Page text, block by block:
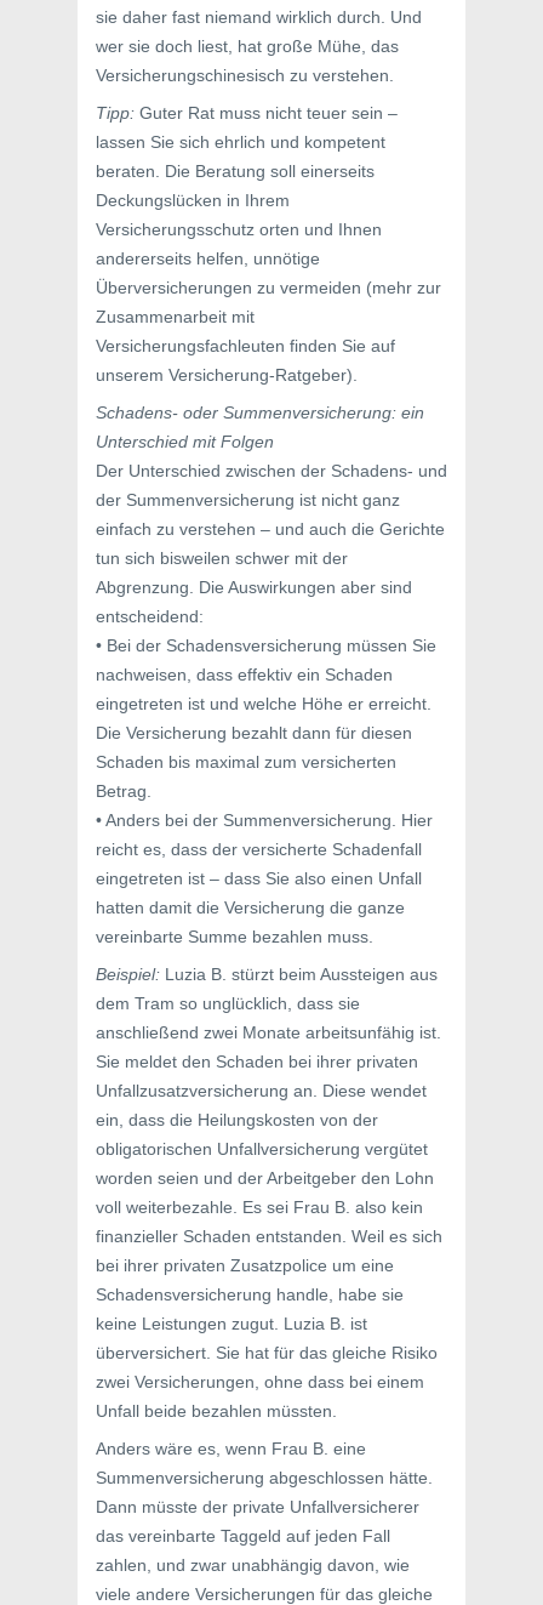
sie daher fast niemand wirklich durch. Und
wer sie doch liest, hat große Mühe, das
Versicherungschinesisch zu verstehen.
Tipp: Guter Rat muss nicht teuer sein –
lassen Sie sich ehrlich und kompetent
beraten. Die Beratung soll einerseits
Deckungslücken in Ihrem
Versicherungsschutz orten und Ihnen
andererseits helfen, unnötige
Überversicherungen zu vermeiden (mehr zur
Zusammenarbeit mit
Versicherungsfachleuten finden Sie auf
unserem Versicherung-Ratgeber).
Schadens- oder Summenversicherung: ein
Unterschied mit Folgen
Der Unterschied zwischen der Schadens- und
der Summenversicherung ist nicht ganz
einfach zu verstehen – und auch die Gerichte
tun sich bisweilen schwer mit der
Abgrenzung. Die Auswirkungen aber sind
entscheidend:
• Bei der Schadensversicherung müssen Sie
nachweisen, dass effektiv ein Schaden
eingetreten ist und welche Höhe er erreicht.
Die Versicherung bezahlt dann für diesen
Schaden bis maximal zum versicherten
Betrag.
• Anders bei der Summenversicherung. Hier
reicht es, dass der versicherte Schadenfall
eingetreten ist – dass Sie also einen Unfall
hatten damit die Versicherung die ganze
vereinbarte Summe bezahlen muss.
Beispiel: Luzia B. stürzt beim Aussteigen aus
dem Tram so unglücklich, dass sie
anschließend zwei Monate arbeitsunfähig ist.
Sie meldet den Schaden bei ihrer privaten
Unfallzusatzversicherung an. Diese wendet
ein, dass die Heilungskosten von der
obligatorischen Unfallversicherung vergütet
worden seien und der Arbeitgeber den Lohn
voll weiterbezahle. Es sei Frau B. also kein
finanzieller Schaden entstanden. Weil es sich
bei ihrer privaten Zusatzpolice um eine
Schadensversicherung handle, habe sie
keine Leistungen zugut. Luzia B. ist
überversichert. Sie hat für das gleiche Risiko
zwei Versicherungen, ohne dass bei einem
Unfall beide bezahlen müssten.
Anders wäre es, wenn Frau B. eine
Summenversicherung abgeschlossen hätte.
Dann müsste der private Unfallversicherer
das vereinbarte Taggeld auf jeden Fall
zahlen, und zwar unabhängig davon, wie
viele andere Versicherungen für das gleiche